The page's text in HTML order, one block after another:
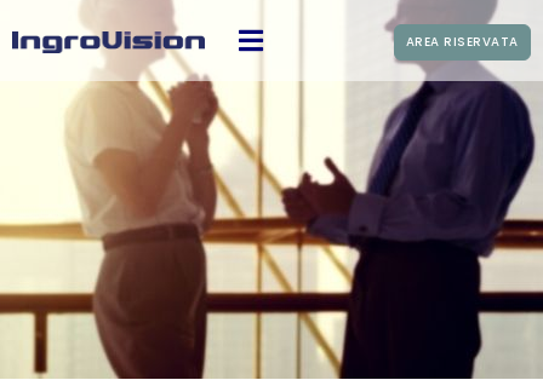
AREA RISERVATA